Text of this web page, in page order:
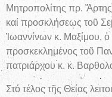
Μητροπολίτης πρ. Ἄρτης
καί προσκλήσεως τοῦ
Ἰωαννίνων κ. Μαξίμου, ὁ
προσκεκλημένος τοῦ
πατριάρχου κ. κ.
Στό τέλος τῆς Θείας